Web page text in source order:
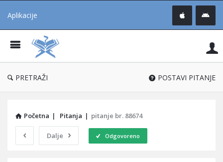
Aplikacije
®
PRETRAŽI POSTAVI PITANJE
Početna | Pitanja | pitanje br. 88674
Dalje Odgovoreno